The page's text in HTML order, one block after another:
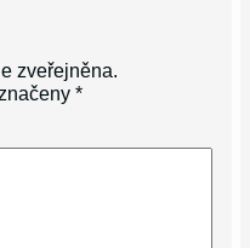
zveřejněna.
*